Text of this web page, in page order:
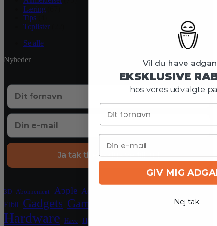
Læring
Tips
Toplister
Se alle
Nyheder
Ja tak til eksklusive tilbud
3D Abonnement Apple Aqara
Elbil Gadgets Gaming
Hardware Have Hjemmekontor
Vil du have
EKSKLUSIVE
hos vores udvalgte
GIV MIG
Nej tak..